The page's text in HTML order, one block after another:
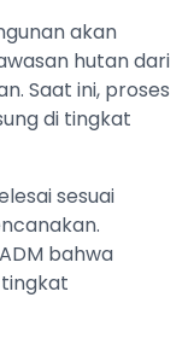
akan
hutan dari
Saat ini, proses
di tingkat
sesuai
bahwa
tingkat